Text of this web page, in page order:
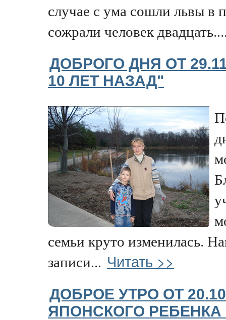
случае с ума сошли львы в
сожрали человек
ДОБРОГО ДНЯ ОТ
10 ЛЕТ НАЗАД"
семьи круто изменилась.
записи... Читать >>
ДОБРОЕ УТРО ОТ
ЯПОНСКОГО